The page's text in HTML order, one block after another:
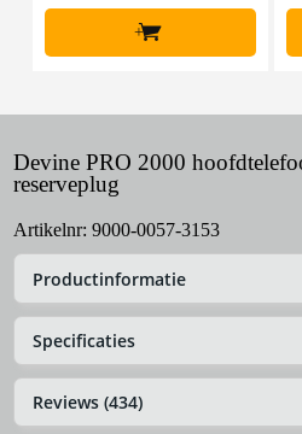
+
Devine PRO 2000
reserveplug
Artikelnr: 9000-0057-3153
Productinformatie
Specificaties
Reviews (434)